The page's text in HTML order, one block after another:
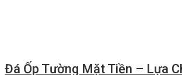
Đá Ốp Tường Mặt Tiền – Lựa